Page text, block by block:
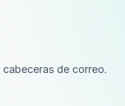
de correo.